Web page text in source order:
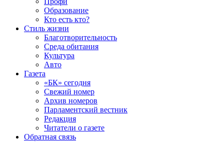
Образование
Кто есть кто?
Стиль жизни
Благотворительность
Среда обитания
Культура
Авто
Газета
«БК» сегодня
Свежий номер
Архив номеров
Парламентский вестник
Редакция
Читатели о газете
Обратная связь